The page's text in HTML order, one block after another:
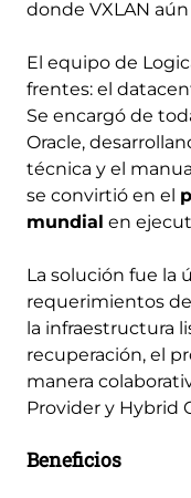
donde VXLAN
El equipo de
frentes: el
Se encargó de
Oracle,
técnica y el
se convirtió en el
mundial en
La solución fue la
requerimientos
la infraestructura
recuperación, el
manera
Provider y Hybrid
Beneficios